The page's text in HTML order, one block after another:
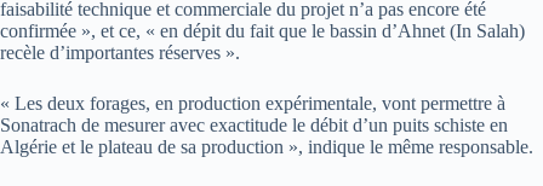
faisabilité technique et commerciale du projet n’a pas encore été
confirmée », et ce, « en dépit du fait que le bassin d’Ahnet (In Salah)
recèle d’importantes réserves ».
« Les deux forages, en production expérimentale, vont permettre à
Sonatrach de mesurer avec exactitude le débit d’un puits schiste en
Algérie et le plateau de sa production », indique le même responsable.